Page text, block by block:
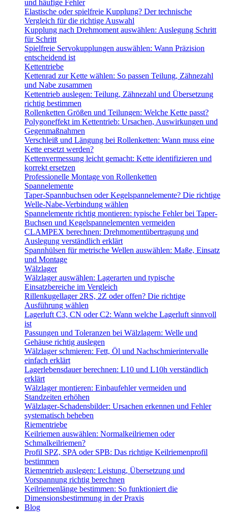
und häufige Fehler
Elastische oder spielfreie Kupplung? Der technische
Vergleich für die richtige Auswahl
Kupplung nach Drehmoment auswählen: Auslegung Schritt
für Schritt
Spielfreie Servokupplungen auswählen: Wann Präzision
entscheidend ist
Kettentriebe
Kettenrad zur Kette wählen: So passen Teilung, Zähnezahl
und Nabe zusammen
Kettentrieb auslegen: Teilung, Zähnezahl und Übersetzung
richtig bestimmen
Rollenketten Größen und Teilungen: Welche Kette passt?
Polygoneffekt im Kettentrieb: Ursachen, Auswirkungen und
Gegenmaßnahmen
Verschleiß und Längung bei Rollenketten: Wann muss eine
Kette ersetzt werden?
Kettenvermessung leicht gemacht: Kette identifizieren und
korrekt ersetzen
Professionelle Montage von Rollenketten
Spannelemente
Taper-Spannbuchsen oder Kegelspannelemente? Die richtige
Welle-Nabe-Verbindung wählen
Spannelemente richtig montieren: typische Fehler bei Taper-
Buchsen und Kegelspannelementen vermeiden
CLAMPEX berechnen: Drehmomentübertragung und
Auslegung verständlich erklärt
Spannhülsen für metrische Wellen auswählen: Maße, Einsatz
und Montage
Wälzlager
Wälzlager auswählen: Lagerarten und typische
Einsatzbereiche im Vergleich
Rillenkugellager 2RS, 2Z oder offen? Die richtige
Ausführung wählen
Lagerluft C3, CN oder C2: Wann welche Lagerluft sinnvoll
ist
Passungen und Toleranzen bei Wälzlagern: Welle und
Gehäuse richtig auslegen
Wälzlager schmieren: Fett, Öl und Nachschmierintervalle
einfach erklärt
Lagerlebensdauer berechnen: L10 und L10h verständlich
erklärt
Wälzlager montieren: Einbaufehler vermeiden und
Standzeiten erhöhen
Wälzlager-Schadensbilder: Ursachen erkennen und Fehler
systematisch beheben
Riementriebe
Keilriemen auswählen: Normalkeilriemen oder
Schmalkeilriemen?
Profil SPZ, SPA oder SPB: Das richtige Keilriemenprofil
bestimmen
Riementrieb auslegen: Leistung, Übersetzung und
Vorspannung richtig berechnen
Keilriemenlänge bestimmen: So funktioniert die
Dimensionsbestimmung in der Praxis
Blog